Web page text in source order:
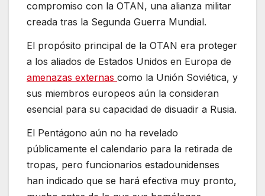
compromiso con la OTAN, una alianza militar
creada tras la Segunda Guerra Mundial.
El propósito principal de la OTAN era proteger
a los aliados de Estados Unidos en Europa de
amenazas externas como la Unión Soviética, y
sus miembros europeos aún la consideran
esencial para su capacidad de disuadir a Rusia.
El Pentágono aún no ha revelado
públicamente el calendario para la retirada de
tropas, pero funcionarios estadounidenses
han indicado que se hará efectiva muy pronto,